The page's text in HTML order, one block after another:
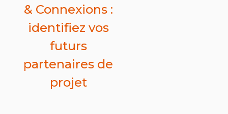
& Connexions :
identifiez vos
futurs
partenaires de
projet